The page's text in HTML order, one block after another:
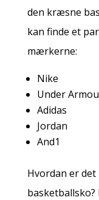
den kræsne
kan finde et
mærkerne:
Nike
Under
Adidas
Jordan
And1
Hvordan er